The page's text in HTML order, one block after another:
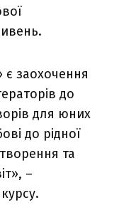
заохочення
до
для юних
до рідної
та
–